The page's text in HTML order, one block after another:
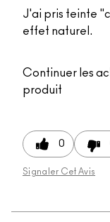
J'ai pris teinte
effet naturel.
Continuer les
produit
0
Signaler Cet Avis